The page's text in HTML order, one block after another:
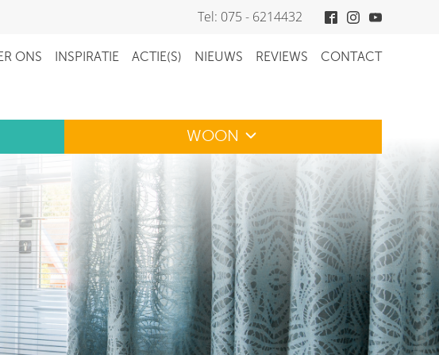
Tel: 075 - 6214432
ONS INSPIRATIE ACTIE(S) NIEUWS REVIEWS CONTACT
WOON